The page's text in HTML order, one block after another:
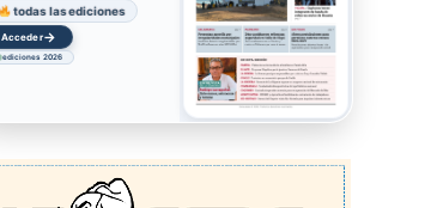
todas las ediciones
Acceder→
ediciones 2026